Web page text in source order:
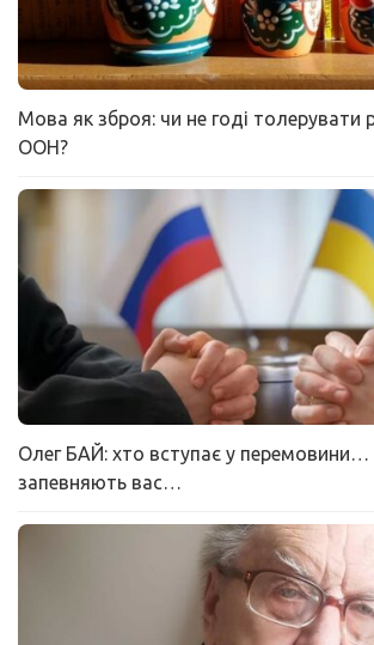
Мова як зброя: чи не годі толерувати
ООН?
Олег БАЙ: хто вступає у
запевняють вас…